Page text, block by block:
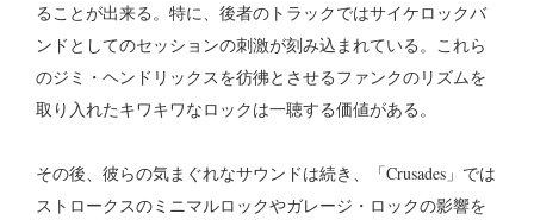
ることが出来る。特に、後者のトラックではサイケロックバ
ンドとしてのセッションの刺激が刻み込まれている。これら
のジミ・ヘンドリックスを彷彿とさせるファンクのリズムを
取り入れたキワキワなロックは一聴する価値がある。
その後、彼らの気まぐれなサウンドは続き、「Crusades」では
ストロークスのミニマルロックやガレージ・ロックの影響を